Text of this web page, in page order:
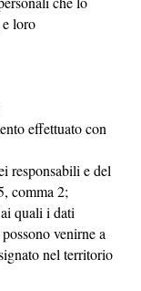
loro
effettuato con
responsabili e del
comma 2;
quali i dati
venirne a
nel territorio